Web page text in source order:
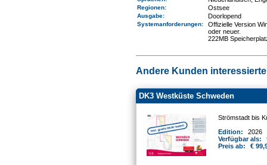
Regionen: Ostsee
Ausgabe: Doorlopend
Systemanforderungen:
Offizielle Version
oder neuer.
222MB
Andere Kunden
DK3 Westküste Schweden
Strömstadt bis
Edition:
2026
Verfügbar als:
Preis ab:
€